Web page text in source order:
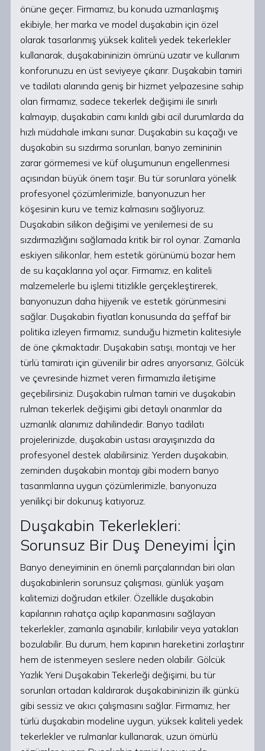
önüne geçer. Firmamız, bu konuda uzmanlaşmış
ekibiyle, her marka ve model duşakabin için özel
olarak tasarlanmış yüksek kaliteli yedek tekerlekler
kullanarak, duşakabininizin ömrünü uzatır ve kullanım
konforunuzu en üst seviyeye çıkarır. Duşakabin tamiri
ve tadilatı alanında geniş bir hizmet yelpazesine sahip
olan firmamız, sadece tekerlek değişimi ile sınırlı
kalmayıp, duşakabin camı kırıldı gibi acil durumlarda da
hızlı müdahale imkanı sunar. Duşakabin su kaçağı ve
duşakabin su sızdırma sorunları, banyo zemininin
zarar görmemesi ve küf oluşumunun engellenmesi
açısından büyük önem taşır. Bu tür sorunlara yönelik
profesyonel çözümlerimizle, banyonuzun her
köşesinin kuru ve temiz kalmasını sağlıyoruz.
Duşakabin silikon değişimi ve yenilemesi de su
sızdırmazlığını sağlamada kritik bir rol oynar. Zamanla
eskiyen silikonlar, hem estetik görünümü bozar hem
de su kaçaklarına yol açar. Firmamız, en kaliteli
malzemelerle bu işlemi titizlikle gerçekleştirerek,
banyonuzun daha hijyenik ve estetik görünmesini
sağlar. Duşakabin fiyatları konusunda da şeffaf bir
politika izleyen firmamız, sunduğu hizmetin kalitesiyle
de öne çıkmaktadır. Duşakabin satışı, montajı ve her
türlü tamiratı için güvenilir bir adres arıyorsanız, Gölcük
ve çevresinde hizmet veren firmamızla iletişime
geçebilirsiniz. Duşakabin rulman tamiri ve duşakabin
rulman tekerlek değişimi gibi detaylı onarımlar da
uzmanlık alanımız dahilindedir. Banyo tadilatı
projelerinizde, duşakabin ustası arayışınızda da
profesyonel destek alabilirsiniz. Yerden duşakabin,
zeminden duşakabin montajı gibi modern banyo
tasarımlarına uygun çözümlerimizle, banyonuza
yenilikçi bir dokunuş katıyoruz.
Duşakabin Tekerlekleri:
Sorunsuz Bir Duş Deneyimi İçin
Banyo deneyiminin en önemli parçalarından biri olan
duşakabinlerin sorunsuz çalışması, günlük yaşam
kalitemizi doğrudan etkiler. Özellikle duşakabin
kapılarının rahatça açılıp kapanmasını sağlayan
tekerlekler, zamanla aşınabilir, kırılabilir veya yatakları
bozulabilir. Bu durum, hem kapının hareketini zorlaştırır
hem de istenmeyen seslere neden olabilir. Gölcük
Yazlık Yeni Duşakabin Tekerleği değişimi, bu tür
sorunları ortadan kaldırarak duşakabininizin ilk günkü
gibi sessiz ve akıcı çalışmasını sağlar. Firmamız, her
türlü duşakabin modeline uygun, yüksek kaliteli yedek
tekerlekler ve rulmanlar kullanarak, uzun ömürlü